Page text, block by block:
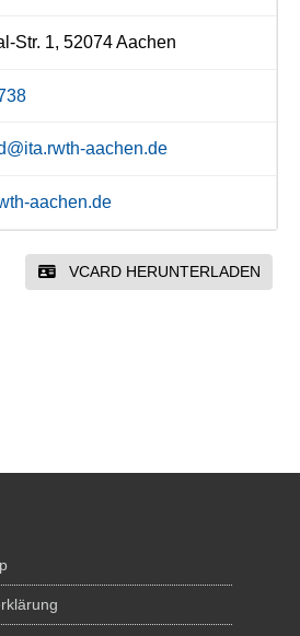
Str. 1, 52074 Aachen
aachen.de
aachen.de
VCARD HERUNTERLADEN